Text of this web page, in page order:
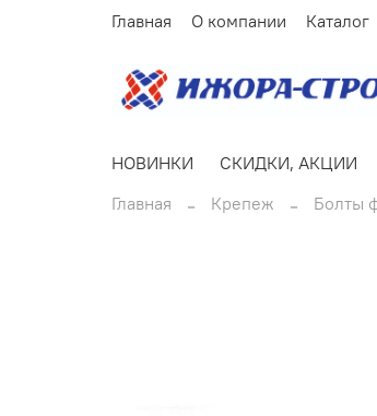
Главная О компании Каталог
НОВИНКИ СКИДКИ, АКЦИИ
Главная
Крепеж Болты